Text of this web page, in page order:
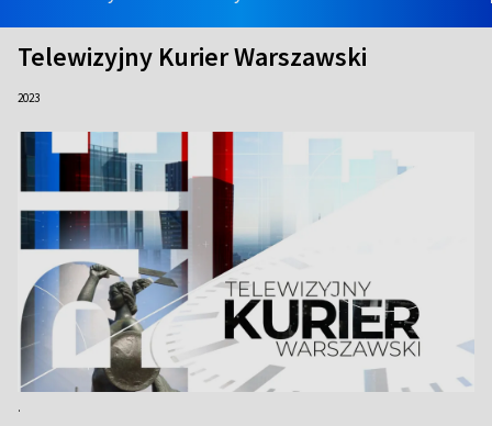
Telewizyjny Kurier Warszawski
2023
.